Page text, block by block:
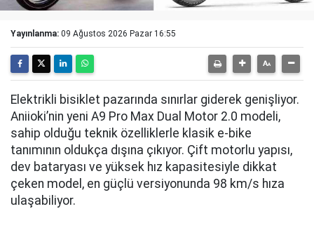
Yayınlanma: 09 Ağustos 2026 Pazar 16:55
Elektrikli bisiklet pazarında sınırlar giderek genişliyor.
Aniioki’nin yeni A9 Pro Max Dual Motor 2.0 modeli,
sahip olduğu teknik özelliklerle klasik e-bike
tanımının oldukça dışına çıkıyor. Çift motorlu yapısı,
dev bataryası ve yüksek hız kapasitesiyle dikkat
çeken model, en güçlü versiyonunda 98 km/s hıza
ulaşabiliyor.